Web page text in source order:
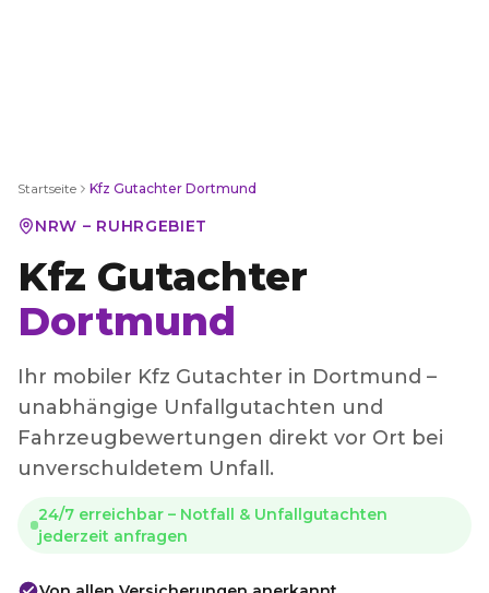
Startseite Kfz Gutachter Dortmund
NRW – RUHRGEBIET
Kfz Gutachter
Dortmund
Ihr mobiler Kfz Gutachter in Dortmund –
unabhängige Unfallgutachten und
Fahrzeugbewertungen direkt vor Ort bei
unverschuldetem Unfall.
24/7 erreichbar – Notfall & Unfallgutachten
jederzeit anfragen